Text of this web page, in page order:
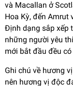
và Macallan ở
Hoa Kỳ, đến Amrut
Định dạng sắp xếp
những người yêu
mới bắt đầu đều
Ghi chú về hương
nên hương vị độc